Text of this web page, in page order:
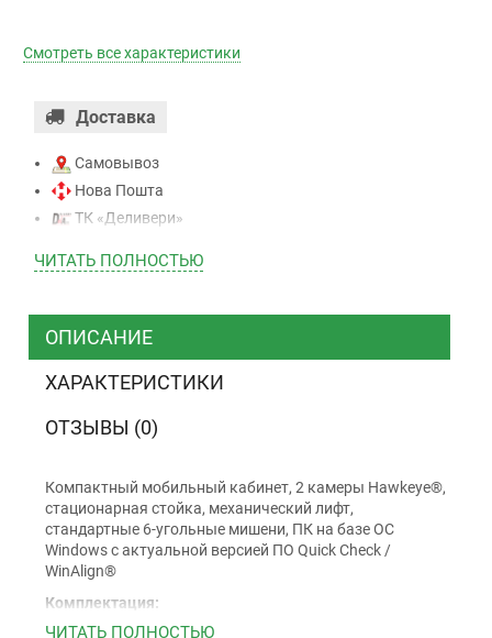
Смотреть все характеристики
Доставка
Самовывоз
Нова Пошта
ТК «Деливери»
ТК “Justin”
ТК ”УкрПочта”
Наложенный платеж (при получении)
Оплата картой Visa, Mastercard - LiqPay
Приватбанк
Безналичный расчет (с НДС)
ЧИТАТЬ ПОЛНОСТЬЮ
ОПИСАНИЕ
ХАРАКТЕРИСТИКИ
ОТЗЫВЫ (0)
Компактный мобильный кабинет, 2 камеры Hawkeye®,
стационарная стойка, механический лифт,
стандартные 6-угольные мишени, ПК на базе ОС
Windows с актуальной версией ПО Quick Check /
WinAlign®
Комплектация:
Мобильный кабинет
ЧИТАТЬ ПОЛНОСТЬЮ